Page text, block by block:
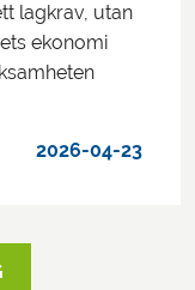
lagkrav, utan
ekonomi
2026-04-23